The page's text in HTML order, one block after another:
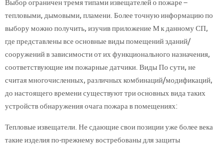
Выбор ограничен тремя типами извещателей о пожаре –
тепловыми, дымовыми, пламени. Более точную информацию по
выбору можно получить, изучив приложение М к данному СП,
где представлены все основные виды помещений зданий/
сооружений в зависимости от их функционального назначения,
соответствующие им пожарные датчики. Виды По сути, не
считая многочисленных, различных комбинаций/модификаций,
до настоящего времени существуют три основных вида таких
устройств обнаружения очага пожара в помещениях:
Тепловые извещатели. Не сдающие свои позиции уже более века
такие изделия по-прежнему востребованы для защиты